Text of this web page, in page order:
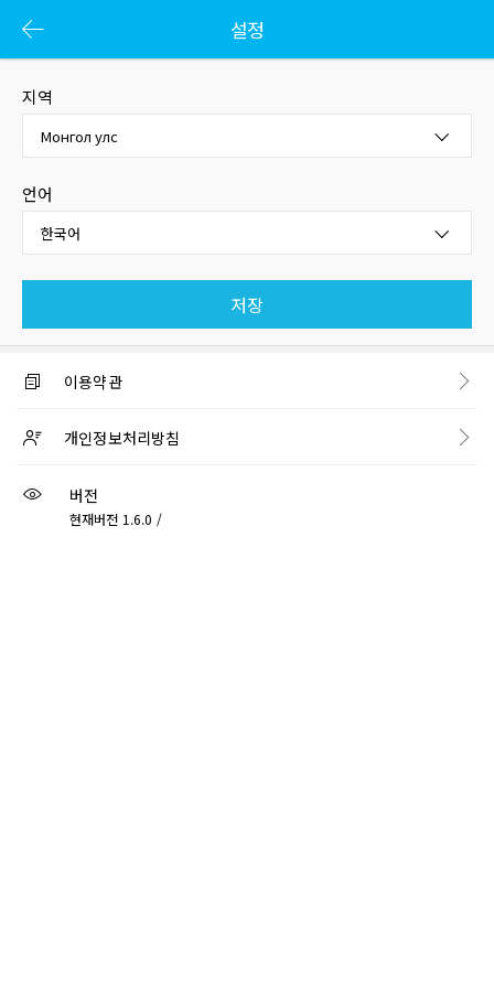
설정
지역
Монгол улс
언어
한국어
저장
이용약관
개인정보처리방침
버전
현재버전 1.6.0 /